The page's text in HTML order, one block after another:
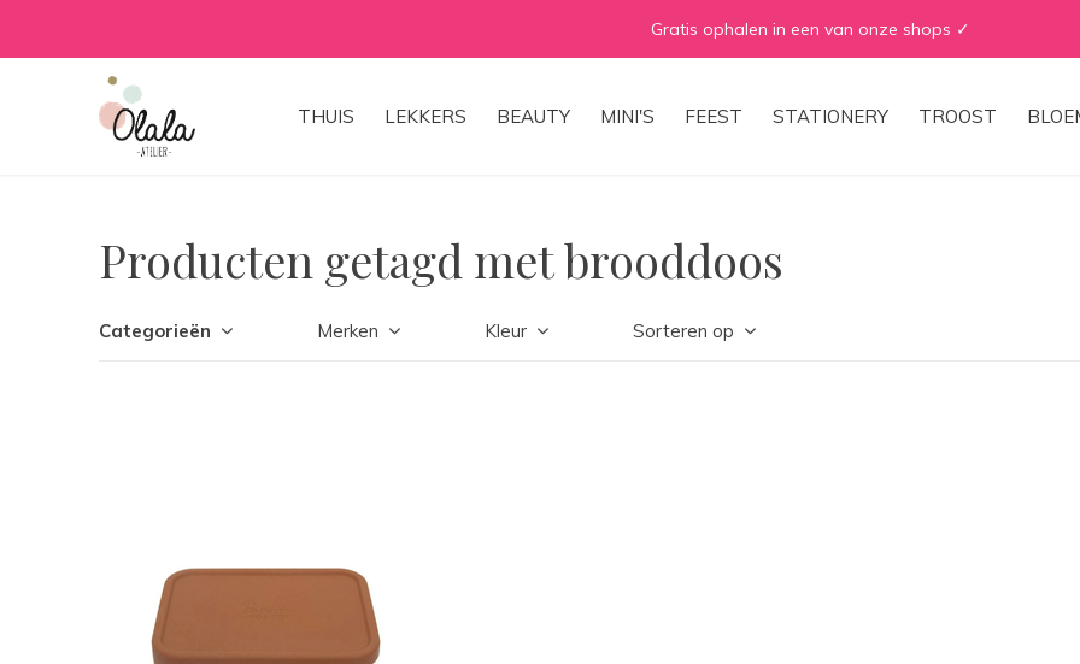
THUIS LEKKERS BEAUTY MINI'S FEEST STATIONERY TROOST
Gratis ophalen in een van onze shops ✓
Producten getagd met brooddoos
Categorieën Merken Kleur Sorteren op